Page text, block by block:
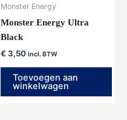
Monster Energy
Monster Energy Ultra
Black
€ 3,50 incl. BTW
Toevoegen aan
winkelwagen